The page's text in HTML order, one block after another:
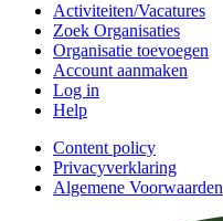
Activiteiten/Vacatures
Zoek Organisaties
Organisatie toevoegen
Account aanmaken
Log in
Help
Content policy
Privacyverklaring
Algemene Voorwaarden